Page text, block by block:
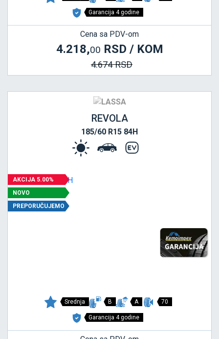
Garancija 4 godine
Cena sa PDV-om
4.218,00 RSD / KOM
4.674 RSD
REVOLA
185/60 R15 84H
AKCIJA 5.00%
NOVO
PREPORUČUJEMO
Srednja B A 70
Garancija 4 godine